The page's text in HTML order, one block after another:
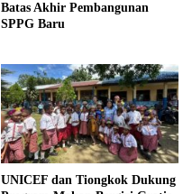
Batas Akhir Pembangunan
SPPG Baru
UNICEF dan Tiongkok Dukung